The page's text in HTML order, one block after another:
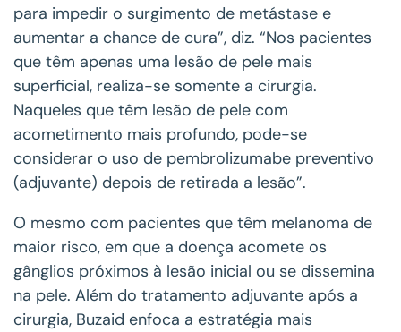
para impedir o surgimento de metástase e
aumentar a chance de cura”, diz. “Nos pacientes
que têm apenas uma lesão de pele mais
superficial, realiza-se somente a cirurgia.
Naqueles que têm lesão de pele com
acometimento mais profundo, pode-se
considerar o uso de pembrolizumabe preventivo
(adjuvante) depois de retirada a lesão”.
O mesmo com pacientes que têm melanoma de
maior risco, em que a doença acomete os
gânglios próximos à lesão inicial ou se dissemina
na pele. Além do tratamento adjuvante após a
cirurgia, Buzaid enfoca a estratégia mais